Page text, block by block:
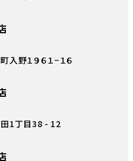
野１９６１−１６
1丁目38 - 12